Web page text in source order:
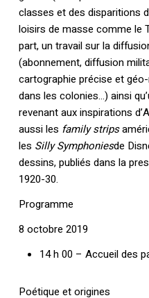
classes et des disparitions
loisirs de masse comme le
part, un travail sur la
(abonnement, diffusion
cartographie précise et
dans les colonies…) ainsi
revenant aux inspirations
aussi les family strips
les Silly Symphoniesde
dessins, publiés dans la
1920-30.
Programme
8 octobre 2019
14 h 00 – Accueil des
Poétique et origines